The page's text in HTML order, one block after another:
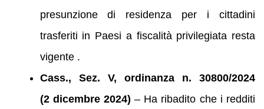
presunzione di residenza per i cittadini
trasferiti in Paesi a fiscalità privilegiata resta
vigente .
Cass., Sez. V, ordinanza n. 30800/2024
(2 dicembre 2024) – Ha ribadito che i redditi